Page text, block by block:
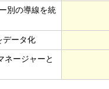
別の導線を統
データ化
ネージャーと